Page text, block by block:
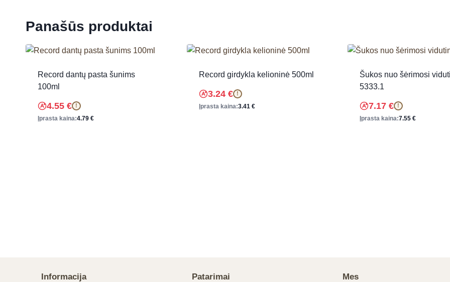
Panašūs produktai
Record dantų pasta šunims
100ml
4.55 € !
Įprasta kaina:4.79 €
Record girdykla kelioninė 500ml
3.24 € !
Įprasta kaina:3.41 €
Šukos nuo šėrimosi
5333.1
7.17 € !
Įprasta kaina:7.55 €
Informacija Patarimai Mes